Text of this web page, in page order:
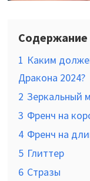
Содержание
1 Каким
Дракона 2024?
2 Зеркальный
3 Френч на
4 Френч на
5 Глиттер
6 Стразы